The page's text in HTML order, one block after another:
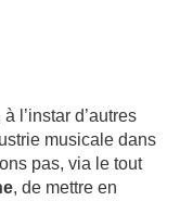
l’instar d’autres
musicale dans
pas, via le tout
, de mettre en